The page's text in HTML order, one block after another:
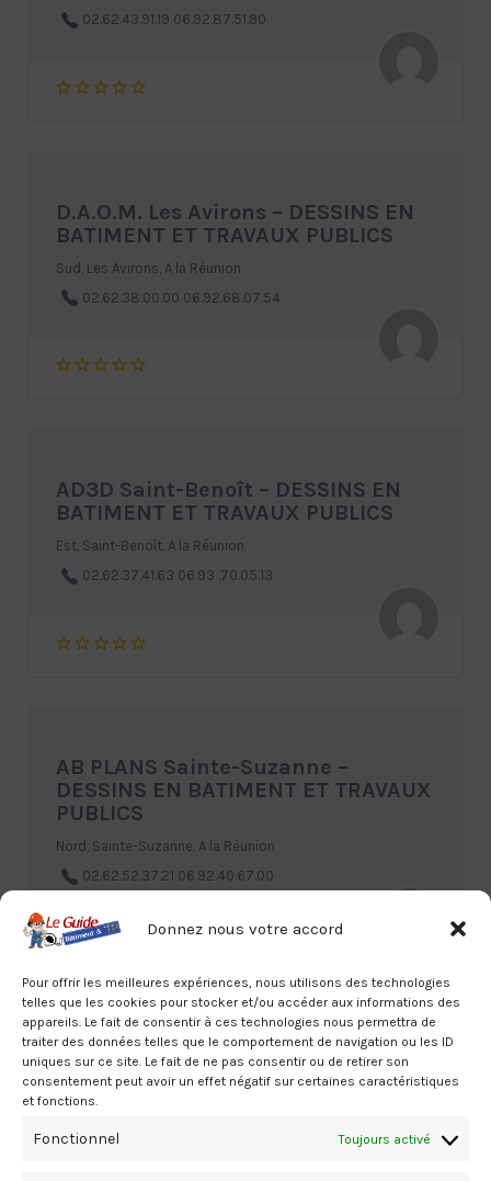
Donnez nous votre accord
Pour offrir les meilleures expériences, nous utilisons des technologies
telles que les cookies pour stocker et/ou accéder aux informations des
appareils. Le fait de consentir à ces technologies nous permettra de
traiter des données telles que le comportement de navigation ou les ID
uniques sur ce site. Le fait de ne pas consentir ou de retirer son
consentement peut avoir un effet négatif sur certaines caractéristiques
et fonctions.
Fonctionnel Toujours activé
02.62.43.91.19 06.92.87.51.90
D.A.O.M. Les Avirons – DESSINS EN
BATIMENT ET TRAVAUX PUBLICS
Sud, Les Avirons, A la Réunion
02.62.38.00.00 06.92.68.07.54
AD3D Saint-Benoît – DESSINS EN
BATIMENT ET TRAVAUX PUBLICS
Est, Saint-Benoît, A la Réunion
02.62.37.41.63 06.93 .70.05.13
AB PLANS Sainte-Suzanne –
DESSINS EN BATIMENT ET TRAVAUX
PUBLICS
Nord, Sainte-Suzanne, A la Réunion
02.62.52.37.21 06.92.40.67.00
GROLLEMUND Laurent (LG PLANS)
Le Tampon – DESSINS EN BATIMENT
Sud, Le Tampon, A la Réunion